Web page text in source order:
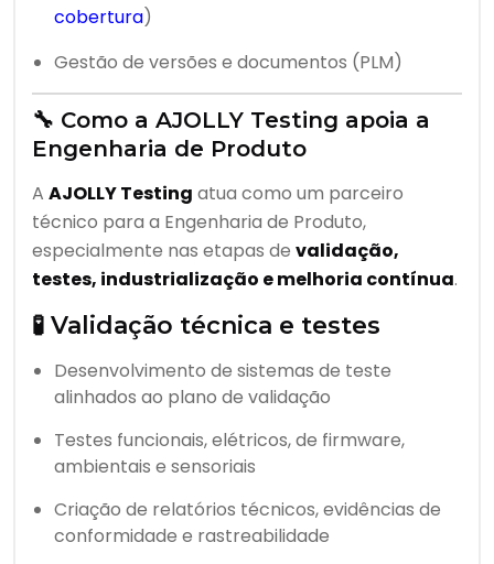
cobertura)
Gestão de versões e documentos (PLM)
🔧 Como a AJOLLY Testing apoia a
Engenharia de Produto
A AJOLLY Testing atua como um parceiro
técnico para a Engenharia de Produto,
especialmente nas etapas de validação,
testes, industrialização e melhoria contínua.
🧪 Validação técnica e testes
Desenvolvimento de sistemas de teste
alinhados ao plano de validação
Testes funcionais, elétricos, de firmware,
ambientais e sensoriais
Criação de relatórios técnicos, evidências de
conformidade e rastreabilidade